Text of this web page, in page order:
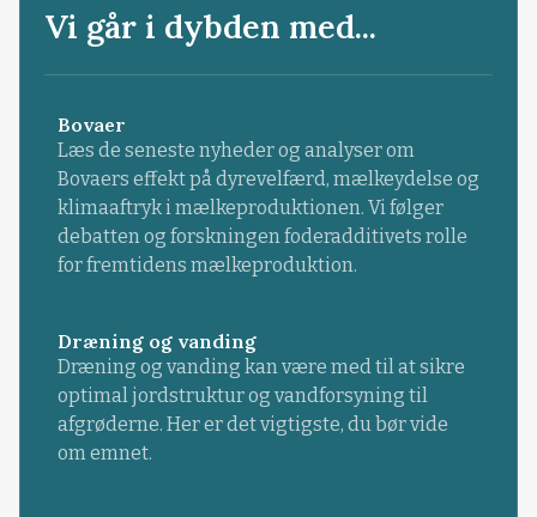
Vi går i dybden med...
Bovaer
Læs de seneste nyheder og analyser om
Bovaers effekt på dyrevelfærd, mælkeydelse og
klimaaftryk i mælkeproduktionen. Vi følger
debatten og forskningen foderadditivets rolle
for fremtidens mælkeproduktion.
Dræning og vanding
Dræning og vanding kan være med til at sikre
optimal jordstruktur og vandforsyning til
afgrøderne. Her er det vigtigste, du bør vide
om emnet.